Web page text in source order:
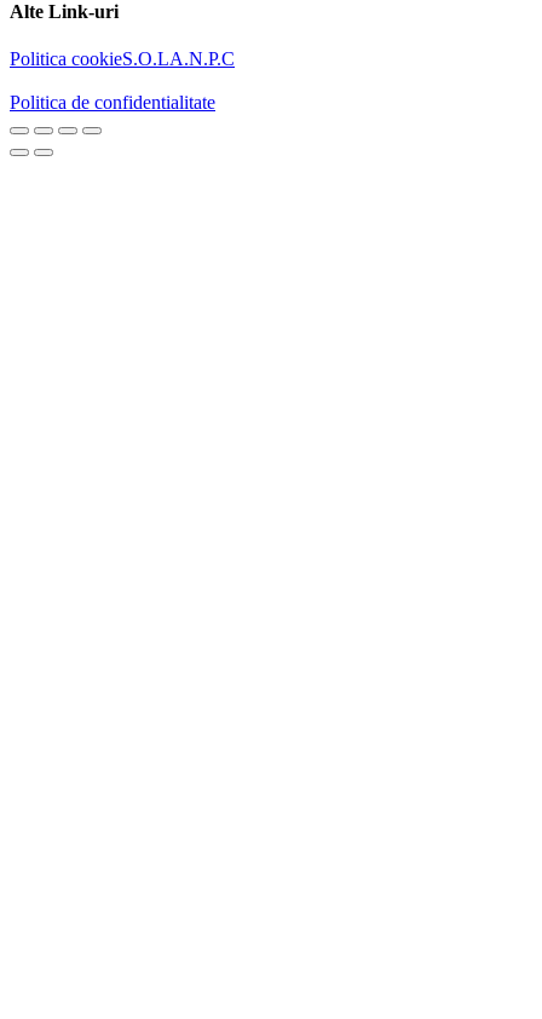
Alte Link-uri
Politica cookieS.O.LA.N.P.C
Politica de confidentialitate